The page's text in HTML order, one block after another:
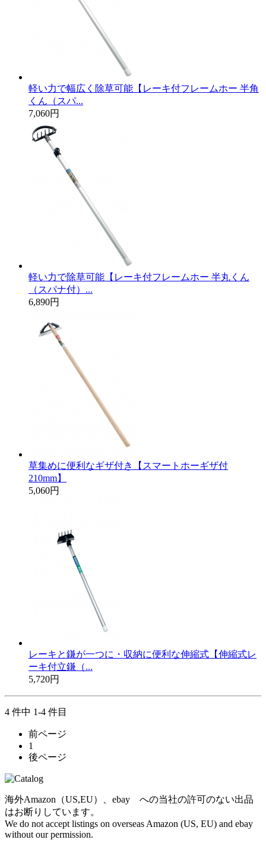
軽い力で幅広く除草可能【レーキ付フレームホー 半角
くん（スパ...
7,060円
軽い力で除草可能【レーキ付フレームホー 半丸くん
（スパナ付）...
6,890円
草集めに便利なギザ付き【スマートホーギザ付
210mm】
5,060円
レーキと鎌が一つに・収納に便利な伸縮式【伸縮式レ
ーキ付立鎌（...
5,720円
4 件中 1-4 件目
前ページ
1
後ページ
海外Amazon（US,EU）、ebay への当社の許可のない出品
はお断りしています。
We do not accept listings on overseas Amazon (US, EU) and ebay
without our permission.